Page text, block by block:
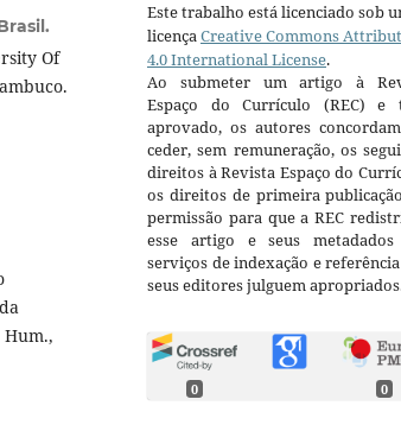
Of
Hum.,
Este trabalho está licenciado sob
licençaCreative Commons
4.0 International License.
Ao submeter um artigo à
Espaço do Currículo (REC) e
aprovado, os autores
ceder, sem remuneração, os
direitos à Revista Espaço do
os direitos de primeira
permissão para que a REC
esse artigo e seus metadados
serviços de indexação e
seus editores julguem
0 0